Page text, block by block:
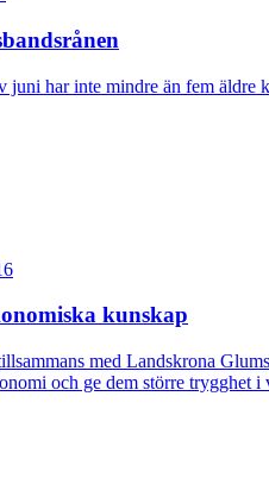
har inte mindre än fem äldre
kunskap
med Landskrona
och ge dem större trygghet i